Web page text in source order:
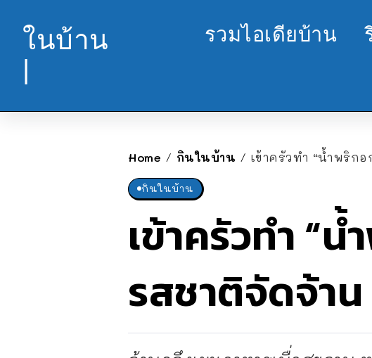
ในบ้าน
|
รวมไอเดียบ้าน
Home / กินในบ้าน / เข้าครัวทำ “น้ำพริก
กินในบ้าน
เข้าครัวทำ “
รสชาติจัดจ้า